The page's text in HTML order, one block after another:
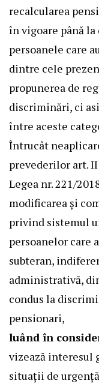
recalcularea
în vigoare până
persoanele care
dintre cele
propunerea de
discriminări, ci
între aceste
Întrucât
prevederilor art.
Legea nr. 221/
modificarea şi
privind sistemul
persoanelor care
subteran,
administrativă,
condus la
pensionari,
luând în
vizează interesul
situaţii de